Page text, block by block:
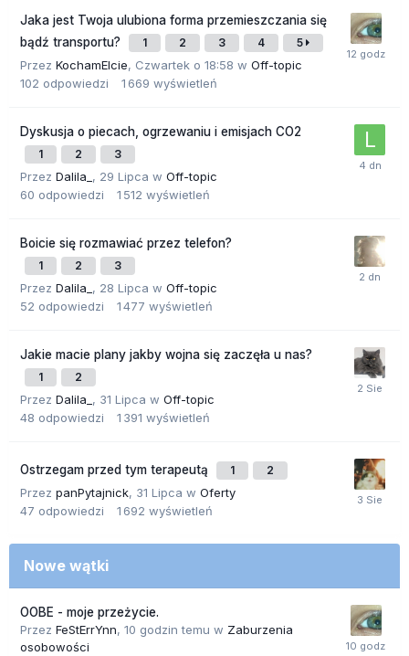
Jaka jest Twoja ulubiona forma przemieszczania się
bądź transportu?
1 2 3 4 5
Przez KochamElcie, Czwartek o 18:58 w Off-topic
102 odpowiedzi 1 669 wyświetleń
Dyskusja o piecach, ogrzewaniu i emisjach CO2
1 2 3
Przez Dalila_ , 29 Lipca w Off-topic
60 odpowiedzi 1 512 wyświetleń
Boicie się rozmawiać przez telefon?
1 2 3
Przez Dalila_ , 28 Lipca w Off-topic
52 odpowiedzi 1 477 wyświetleń
Jakie macie plany jakby wojna się zaczęła u nas?
1 2
Przez Dalila_ , 31 Lipca w Off-topic
48 odpowiedzi 1 391 wyświetleń
Ostrzegam przed tym terapeutą 1 2
Przez panPytajnick, 31 Lipca w Oferty
47 odpowiedzi 1 692 wyświetleń
Nowe wątki
OOBE - moje przeżycie.
Przez FeStErrYnn, 10 godzin temu w Zaburzenia
osobowości